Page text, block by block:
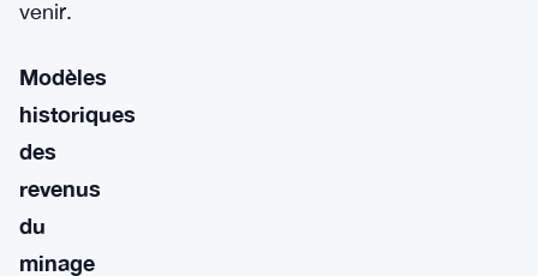
venir.
Modèles
historiques
des
revenus
du
minage